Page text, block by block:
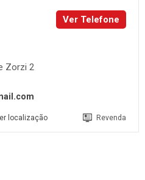
Ver Telefone
Zorzi 2
localização Revenda